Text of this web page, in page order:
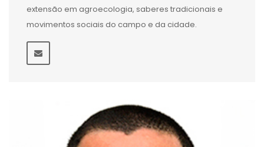
extensão em agroecologia, saberes tradicionais e
movimentos sociais do campo e da cidade.